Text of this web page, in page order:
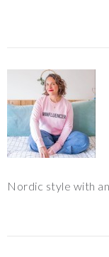
Nordic style with